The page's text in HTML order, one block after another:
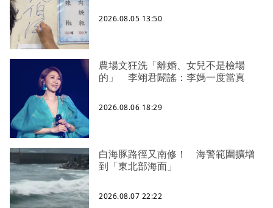
2026.08.05 13:50
農場文狂洗「離婚、女兒不是檢場
的」 李翊君闢謠：李媽一度當真
2026.08.06 18:29
白海豚路徑又南修！ 海警範圍擴增
到「東北部海面」
2026.08.07 22:22